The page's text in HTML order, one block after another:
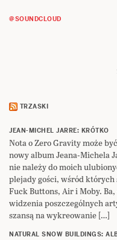
@SOUNDCLOUD
TRZASKI
JEAN-MICHEL JARRE: KRÓTKO
Nota o Zero Gravity może
nowy album Jeana-Michela
nie należy do moich
plejady gości, wśród których
Fuck Buttons, Air i Moby.
widzenia poszczególnych
szansą na wykreowanie […]
NATURAL SNOW BUILDINGS: